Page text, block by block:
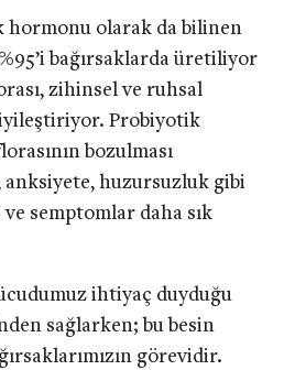
hormonu olarak da bilinen
bağırsaklarda üretiliyor
zihinsel ve ruhsal
iyileştiriyor. Probiyotik
bozulması
anksiyete, huzursuzluk gibi
semptomlar daha sık
ihtiyaç duyduğu
sağlarken; bu besin
görevidir.